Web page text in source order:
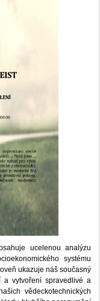
ucelenou analýzu
systému
ukazuje náš současný
a vytvoření spravedlivé a
vědeckotechnických